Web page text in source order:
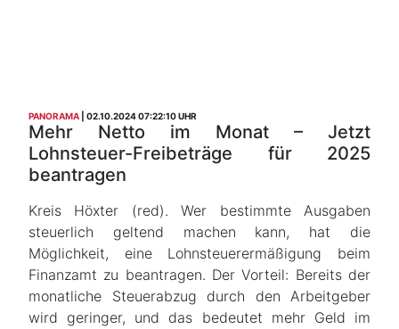
PANORAMA 02.10.2024 07:22:10 UHR
Mehr Netto im Monat – Jetzt
Lohnsteuer-Freibeträge für 2025
beantragen
Kreis Höxter (red). Wer bestimmte Ausgaben
steuerlich geltend machen kann, hat die
Möglichkeit, eine Lohnsteuerermäßigung beim
Finanzamt zu beantragen. Der Vorteil: Bereits der
monatliche Steuerabzug durch den Arbeitgeber
wird geringer, und das bedeutet mehr Geld im